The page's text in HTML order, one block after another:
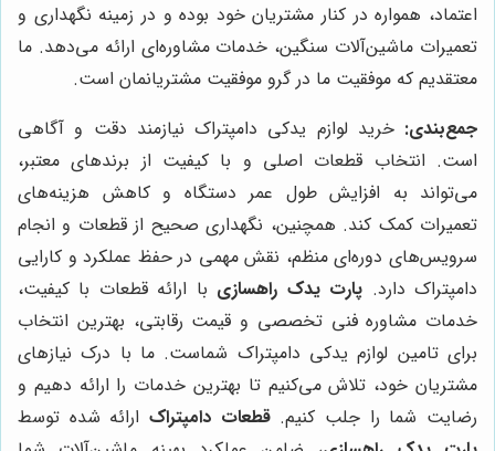
اعتماد، همواره در کنار مشتریان خود بوده و در زمینه نگهداری و
تعمیرات ماشین‌آلات سنگین، خدمات مشاوره‌ای ارائه می‌دهد. ما
معتقدیم که موفقیت ما در گرو موفقیت مشتریانمان است.
جمع‌بندی: خرید لوازم یدکی دامپتراک نیازمند دقت و آگاهی
است. انتخاب قطعات اصلی و با کیفیت از برندهای معتبر،
می‌تواند به افزایش طول عمر دستگاه و کاهش هزینه‌های
تعمیرات کمک کند. همچنین، نگهداری صحیح از قطعات و انجام
سرویس‌های دوره‌ای منظم، نقش مهمی در حفظ عملکرد و کارایی
دامپتراک دارد. پارت یدک راهسازی با ارائه قطعات با کیفیت،
خدمات مشاوره فنی تخصصی و قیمت رقابتی، بهترین انتخاب
برای تامین لوازم یدکی دامپتراک شماست. ما با درک نیازهای
مشتریان خود، تلاش می‌کنیم تا بهترین خدمات را ارائه دهیم و
رضایت شما را جلب کنیم.قطعات دامپتراک ارائه شده توسط